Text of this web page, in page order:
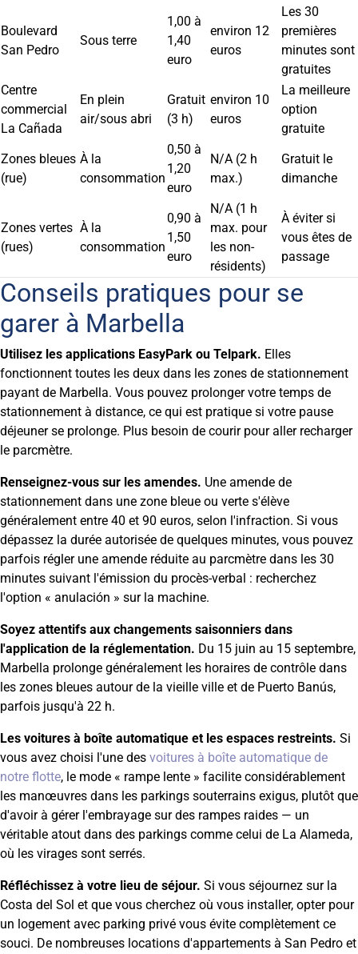
Boulevard
San Pedro
Sous terre
1,00 à
1,40
euro
environ 12
euros
Les 30
premières
minutes sont
gratuites
Centre
commercial
La Cañada
En plein
air/sous abri
Gratuit
(3 h)
environ 10
euros
La meilleure
option
gratuite
Zones bleues
(rue)
À la
consommation
0,50 à
1,20
euro
N/A (2 h
max.)
Gratuit le
dimanche
Zones vertes
(rues)
À la
consommation
0,90 à
1,50
euro
N/A (1 h
max. pour
les non-
résidents)
À éviter si
vous êtes de
passage
Conseils pratiques pour se
garer à Marbella
Utilisez les applications EasyPark ou Telpark. Elles
fonctionnent toutes les deux dans les zones de stationnement
payant de Marbella. Vous pouvez prolonger votre temps de
stationnement à distance, ce qui est pratique si votre pause
déjeuner se prolonge. Plus besoin de courir pour aller recharger
le parcmètre.
Renseignez-vous sur les amendes. Une amende de
stationnement dans une zone bleue ou verte s'élève
généralement entre 40 et 90 euros, selon l'infraction. Si vous
dépassez la durée autorisée de quelques minutes, vous pouvez
parfois régler une amende réduite au parcmètre dans les 30
minutes suivant l'émission du procès-verbal : recherchez
l'option « anulación » sur la machine.
Soyez attentifs aux changements saisonniers dans
l'application de la réglementation. Du 15 juin au 15 septembre,
Marbella prolonge généralement les horaires de contrôle dans
les zones bleues autour de la vieille ville et de Puerto Banús,
parfois jusqu'à 22 h.
Les voitures à boîte automatique et les espaces restreints. Si
vous avez choisi l'une des voitures à boîte automatique de
notre flotte, le mode « rampe lente » facilite considérablement
les manœuvres dans les parkings souterrains exigus, plutôt que
d'avoir à gérer l'embrayage sur des rampes raides — un
véritable atout dans des parkings comme celui de La Alameda,
où les virages sont serrés.
Réfléchissez à votre lieu de séjour. Si vous séjournez sur la
Costa del Sol et que vous cherchez où vous installer, opter pour
un logement avec parking privé vous évite complètement ce
souci. De nombreuses locations d'appartements à San Pedro et